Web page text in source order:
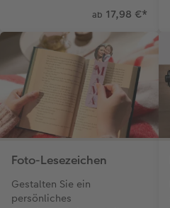
ab 17,98 €*
Foto-Lesezeichen
Gestalten Sie ein
persönliches